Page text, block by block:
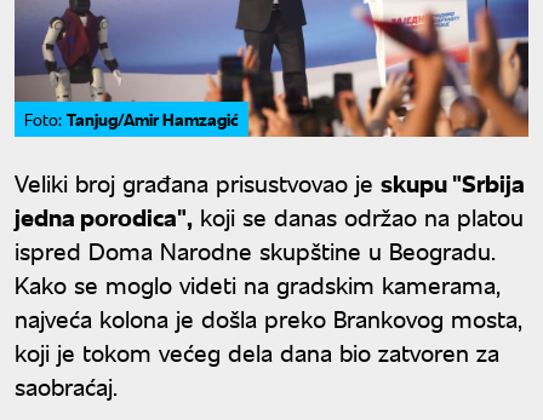
Foto: Tanjug/Amir Hamzagić
Veliki broj građana prisustvovao je skupu "Srbija
jedna porodica", koji se danas održao na platou
ispred Doma Narodne skupštine u Beogradu.
Kako se moglo videti na gradskim kamerama,
najveća kolona je došla preko Brankovog mosta,
koji je tokom većeg dela dana bio zatvoren za
saobraćaj.